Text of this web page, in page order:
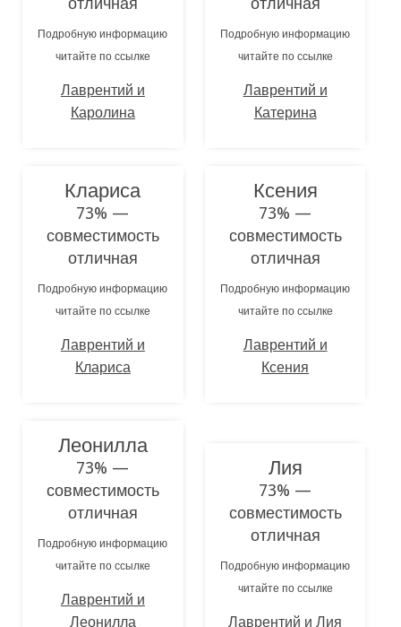
Подробную информацию
читайте по ссылке
Лаврентий и
Каролина
Подробную информацию
читайте по ссылке
Лаврентий и
Катерина
Клариса
73% —
совместимость
отличная
Подробную информацию
читайте по ссылке
Лаврентий и
Клариса
Ксения
73% —
совместимость
отличная
Подробную информацию
читайте по ссылке
Лаврентий и
Ксения
Леонилла
73% —
совместимость
отличная
Подробную информацию
читайте по ссылке
Лаврентий и
Леонилла
Лия
73% —
совместимость
отличная
Подробную информацию
читайте по ссылке
Лаврентий и Лия